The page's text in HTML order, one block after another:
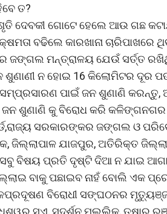
ତ?
ଦେବକୀ ଗୋଟେ ହେଲେ ଆଉ ଗଛ
ବଢିଲେ କାରଖାନା ଚାରିପାଖରେ
ମନ୍ତ୍ରାଳୟ ଯେଉଁ ସର୍ତ୍ତ
ଶୁଣାଣୀ ନ ହୋଇ 16 କିଲୋମିଟର ଦୂର
ପାଇଁ ଜନ ଶୁଣାଣି
ଶୁଣାଣି କୁ ବିରୋଧ କରି କଳିଙ୍ଗନଗର
ସରକାରଙ୍କର ଜଙ୍ଗଲ ଓ
ଜିଲ୍ଲାପାଳ ଯାଜପୁର, ଅତିରିକ୍ତ
ବିଷୟ ପ୍ରତି ଦୃଷ୍ଟି ଦିଆ ନ ଯାଇ
ବାକୁ ପଛାଇବ ନାହଁ ବୋଲି ଏକ
ବିରୋଧୀ ସଙ୍ଘଠନର ମୃତ୍ୟୁଞ୍ଜୟ
ସଏ, ସୁଦର୍ଶନ ମଲ୍ଲିକ, ତୁଷାର